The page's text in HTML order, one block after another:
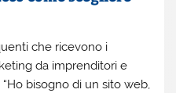
che ricevono i
da imprenditori e
bisogno di un sito web,